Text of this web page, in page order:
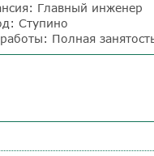
Главный инженер
Ступино
Полная